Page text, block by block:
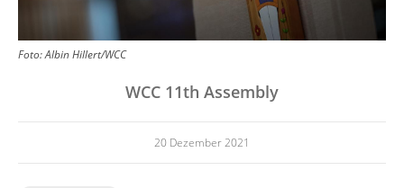
Foto:Albin Hillert/WCC
WCC 11th Assembly
20 Dezember 2021